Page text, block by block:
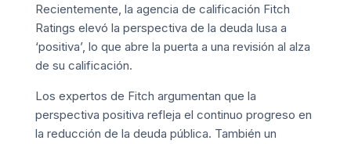
Recientemente, la agencia de calificación Fitch
Ratings elevó la perspectiva de la deuda lusa a
‘positiva’, lo que abre la puerta a una revisión al alza
de su calificación.
Los expertos de Fitch argumentan que la
perspectiva positiva refleja el continuo progreso en
la reducción de la deuda pública. También un